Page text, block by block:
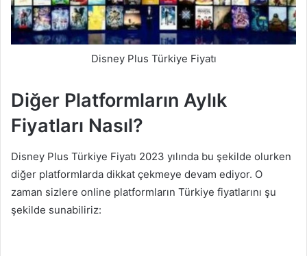
Disney Plus Türkiye Fiyatı
Diğer Platformların Aylık
Fiyatları Nasıl?
Disney Plus Türkiye Fiyatı 2023 yılında bu şekilde olurken
diğer platformlarda dikkat çekmeye devam ediyor. O
zaman sizlere online platformların Türkiye fiyatlarını şu
şekilde sunabiliriz: